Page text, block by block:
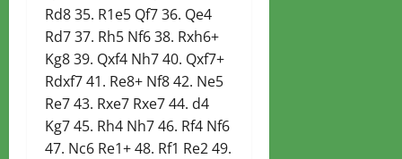
Rd8 35. R1e5 Qf7 36. Qe4
Rd7 37. Rh5 Nf6 38. Rxh6+
Kg8 39. Qxf4 Nh7 40. Qxf7+
Rdxf7 41. Re8+ Nf8 42. Ne5
Re7 43. Rxe7 Rxe7 44. d4
Kg7 45. Rh4 Nh7 46. Rf4 Nf6
47. Nc6 Re1+ 48. Rf1 Re2 49.